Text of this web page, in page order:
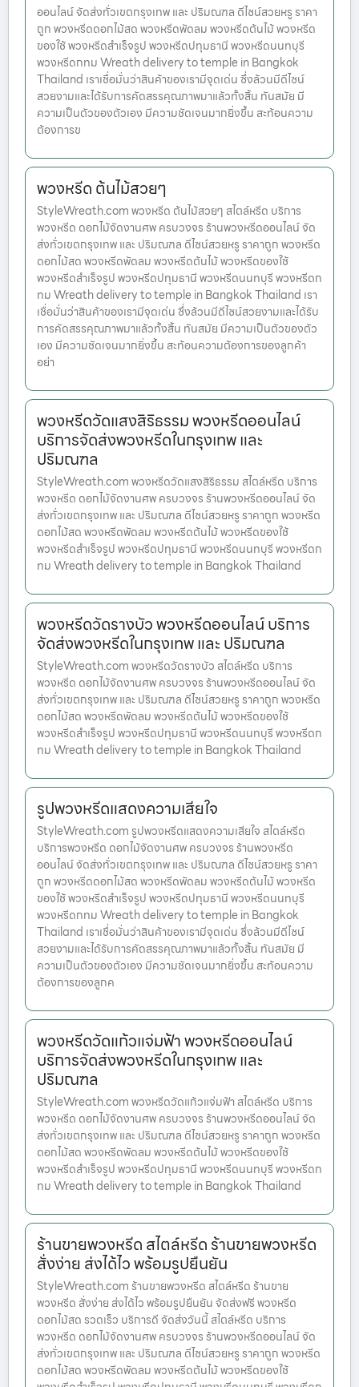
ออนไลน์ จัดส่งทั่วเขตกรุงเทพ และ ปริมณฑล ดีไซน์สวยหรู ราคา
ถูก พวงหรีดดอกไม้สด พวงหรีดพัดลม พวงหรีดต้นไม้ พวงหรีด
ของใช้ พวงหรีดสำเร็จรูป พวงหรีดปทุมธานี พวงหรีดนนทบุรี
พวงหรีดกทม Wreath delivery to temple in Bangkok
Thailand เราเชื่อมั่นว่าสินค้าของเรามีจุดเด่น ซึ่งล้วนมีดีไซน์
สวยงามและได้รับการคัดสรรคุณภาพมาแล้วทั้งสิ้น ทันสมัย มี
ความเป็นตัวของตัวเอง มีความชัดเจนมากยิ่งขึ้น สะท้อนความ
ต้องการข
พวงหรีด ต้นไม้สวยๆ
StyleWreath.com พวงหรีด ต้นไม้สวยๆ สไตล์หรีด บริการ
พวงหรีด ดอกไม้จัดงานศพ ครบวงจร ร้านพวงหรีดออนไลน์ จัด
ส่งทั่วเขตกรุงเทพ และ ปริมณฑล ดีไซน์สวยหรู ราคาถูก พวงหรีด
ดอกไม้สด พวงหรีดพัดลม พวงหรีดต้นไม้ พวงหรีดของใช้
พวงหรีดสำเร็จรูป พวงหรีดปทุมธานี พวงหรีดนนทบุรี พวงหรีดก
ทม Wreath delivery to temple in Bangkok Thailand เรา
เชื่อมั่นว่าสินค้าของเรามีจุดเด่น ซึ่งล้วนมีดีไซน์สวยงามและได้รับ
การคัดสรรคุณภาพมาแล้วทั้งสิ้น ทันสมัย มีความเป็นตัวของตัว
เอง มีความชัดเจนมากยิ่งขึ้น สะท้อนความต้องการของลูกค้า
อย่า
พวงหรีดวัดแสงสิริธรรม พวงหรีดออนไลน์
บริการจัดส่งพวงหรีดในกรุงเทพ และ
ปริมณฑล
StyleWreath.com พวงหรีดวัดแสงสิริธรรม สไตล์หรีด บริการ
พวงหรีด ดอกไม้จัดงานศพ ครบวงจร ร้านพวงหรีดออนไลน์ จัด
ส่งทั่วเขตกรุงเทพ และ ปริมณฑล ดีไซน์สวยหรู ราคาถูก พวงหรีด
ดอกไม้สด พวงหรีดพัดลม พวงหรีดต้นไม้ พวงหรีดของใช้
พวงหรีดสำเร็จรูป พวงหรีดปทุมธานี พวงหรีดนนทบุรี พวงหรีดก
ทม Wreath delivery to temple in Bangkok Thailand
พวงหรีดวัดรางบัว พวงหรีดออนไลน์ บริการ
จัดส่งพวงหรีดในกรุงเทพ และ ปริมณฑล
StyleWreath.com พวงหรีดวัดรางบัว สไตล์หรีด บริการ
พวงหรีด ดอกไม้จัดงานศพ ครบวงจร ร้านพวงหรีดออนไลน์ จัด
ส่งทั่วเขตกรุงเทพ และ ปริมณฑล ดีไซน์สวยหรู ราคาถูก พวงหรีด
ดอกไม้สด พวงหรีดพัดลม พวงหรีดต้นไม้ พวงหรีดของใช้
พวงหรีดสำเร็จรูป พวงหรีดปทุมธานี พวงหรีดนนทบุรี พวงหรีดก
ทม Wreath delivery to temple in Bangkok Thailand
รูปพวงหรีดแสดงความเสียใจ
StyleWreath.com รูปพวงหรีดแสดงความเสียใจ สไตล์หรีด
บริการพวงหรีด ดอกไม้จัดงานศพ ครบวงจร ร้านพวงหรีด
ออนไลน์ จัดส่งทั่วเขตกรุงเทพ และ ปริมณฑล ดีไซน์สวยหรู ราคา
ถูก พวงหรีดดอกไม้สด พวงหรีดพัดลม พวงหรีดต้นไม้ พวงหรีด
ของใช้ พวงหรีดสำเร็จรูป พวงหรีดปทุมธานี พวงหรีดนนทบุรี
พวงหรีดกทม Wreath delivery to temple in Bangkok
Thailand เราเชื่อมั่นว่าสินค้าของเรามีจุดเด่น ซึ่งล้วนมีดีไซน์
สวยงามและได้รับการคัดสรรคุณภาพมาแล้วทั้งสิ้น ทันสมัย มี
ความเป็นตัวของตัวเอง มีความชัดเจนมากยิ่งขึ้น สะท้อนความ
ต้องการของลูกค
พวงหรีดวัดแก้วแจ่มฟ้า พวงหรีดออนไลน์
บริการจัดส่งพวงหรีดในกรุงเทพ และ
ปริมณฑล
StyleWreath.com พวงหรีดวัดแก้วแจ่มฟ้า สไตล์หรีด บริการ
พวงหรีด ดอกไม้จัดงานศพ ครบวงจร ร้านพวงหรีดออนไลน์ จัด
ส่งทั่วเขตกรุงเทพ และ ปริมณฑล ดีไซน์สวยหรู ราคาถูก พวงหรีด
ดอกไม้สด พวงหรีดพัดลม พวงหรีดต้นไม้ พวงหรีดของใช้
พวงหรีดสำเร็จรูป พวงหรีดปทุมธานี พวงหรีดนนทบุรี พวงหรีดก
ทม Wreath delivery to temple in Bangkok Thailand
ร้านขายพวงหรีด สไตล์หรีด ร้านขายพวงหรีด
สั่งง่าย ส่งได้ไว พร้อมรูปยืนยัน
StyleWreath.com ร้านขายพวงหรีด สไตล์หรีด ร้านขาย
พวงหรีด สั่งง่าย ส่งได้ไว พร้อมรูปยืนยัน จัดส่งฟรี พวงหรีด
ดอกไม้สด รวดเร็ว บริการดี จัดส่งวันนี้ สไตล์หรีด บริการ
พวงหรีด ดอกไม้จัดงานศพ ครบวงจร ร้านพวงหรีดออนไลน์ จัด
ส่งทั่วเขตกรุงเทพ และ ปริมณฑล ดีไซน์สวยหรู ราคาถูก พวงหรีด
ดอกไม้สด พวงหรีดพัดลม พวงหรีดต้นไม้ พวงหรีดของใช้